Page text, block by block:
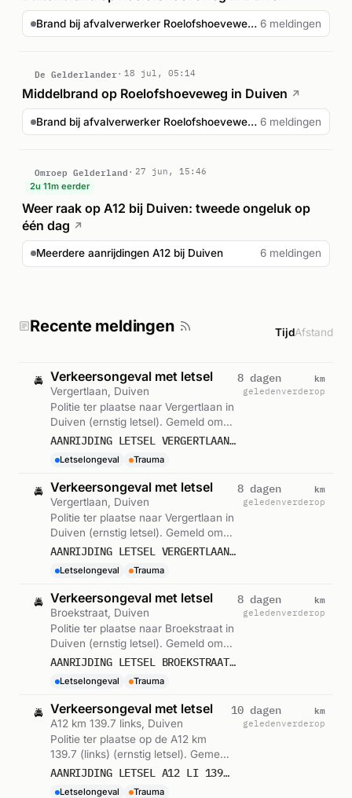
Brand bij afvalverwerker Roelofshoeveweg Duiven 6 meldingen
De Gelderlander 18 jul, 05:14
Middelbrand op Roelofshoeveweg in Duiven ↗
Brand bij afvalverwerker Roelofshoeveweg Duiven 6 meldingen
Omroep Gelderland
27 jun, 15:46
2u 11m eerder
Weer raak op A12 bij Duiven: tweede ongeluk op
één dag ↗
Meerdere aanrijdingen A12 bij Duiven 6 meldingen
Recente meldingen TijdAfstand
🚔 Verkeersongeval met letsel
Vergertlaan, Duiven
Politie ter plaatse naar Vergertlaan in
Duiven (ernstig letsel). Gemeld om
15:00.
AANRIJDING LETSEL VERGERTLAAN DUIVEN 573606
Letselongeval Trauma
8 dagen
geleden
km
verderop
🚔 Verkeersongeval met letsel
Vergertlaan, Duiven
Politie ter plaatse naar Vergertlaan in
Duiven (ernstig letsel). Gemeld om
14:57.
AANRIJDING LETSEL VERGERTLAAN DUIVEN 573606
Letselongeval Trauma
8 dagen
geleden
km
verderop
🚔 Verkeersongeval met letsel
Broekstraat, Duiven
Politie ter plaatse naar Broekstraat in
Duiven (ernstig letsel). Gemeld om
08:46.
AANRIJDING LETSEL BROEKSTRAAT DUIVEN 572658
Letselongeval Trauma
8 dagen
geleden
km
verderop
🚔 Verkeersongeval met letsel
A12 km 139.7 links, Duiven
Politie ter plaatse op de A12 km
139.7 (links) (ernstig letsel). Gemeld
om 11:36.
AANRIJDING LETSEL A12 LI 139,7 DUIVEN 567693
Letselongeval Trauma
10 dagen
geleden
km
verderop